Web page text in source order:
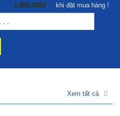
1.000.000đ khi đặt mua hàng !
Xem tất cả